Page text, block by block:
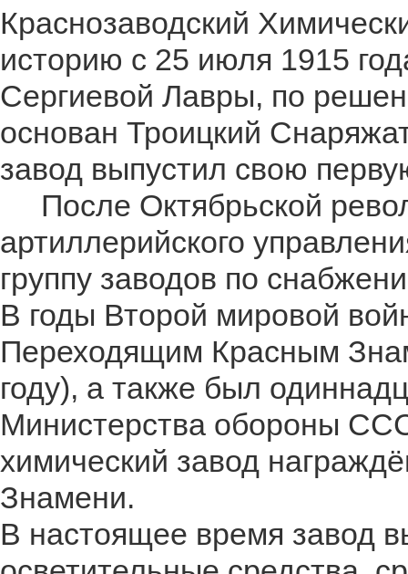
Краснозаводский
историю с 25 июля 1915
Сергиевой Лавры, по
основан Троицкий
завод выпустил свою
После Октябрьской
артиллерийского
группу заводов по
В годы Второй мировой
Переходящим Красным
году), а также был
Министерства обороны
химический завод
Знамени.
В настоящее время завод